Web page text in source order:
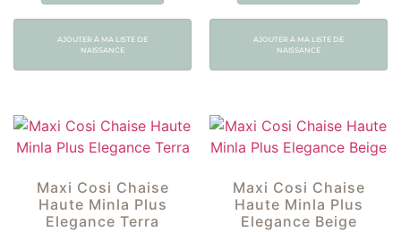
AJOUTER À MA LISTE DE
NAISSANCE
AJOUTER À MA LISTE DE
NAISSANCE
Maxi Cosi Chaise
Haute Minla Plus
Elegance Terra
Maxi Cosi Chaise
Haute Minla Plus
Elegance Beige